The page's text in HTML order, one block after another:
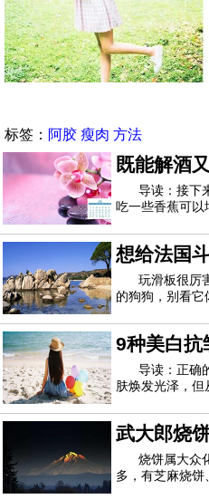
标签： 阿胶 瘦肉 方法
既能解酒
导读：接下
吃一些香蕉可以
西，你也可以防
还可以制造酒
生素、矿物质
想给法国
需要注意
玩滑板很厉
的狗狗，别看它
格活泼，智商也
那么厉害了，今
一个营养的饮
9种美白抗
导读：正确
肤焕发光泽，但
请记住要享受均
富含维生素C的
纹更少。一种
武大郎烧
烧饼属大众
多，有芝麻烧饼